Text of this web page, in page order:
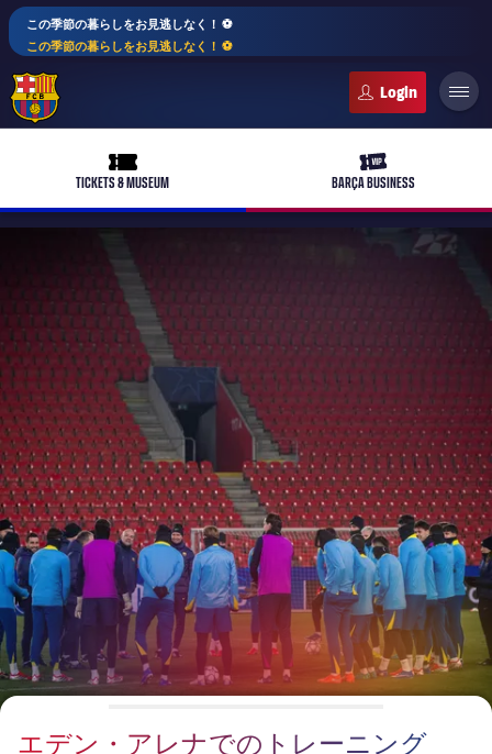
この季節の暮らしをお見逃しなく！ ⚽️
この季節の暮らしをお見逃しなく！ ⚽️
ticket-full
TICKETS & MUSEUM
ticket-vip
BARÇA BUSINESS
plusicon
label.aria.plus
バルサアカデミー
plusicon
label.aria.plus
10年毎
会長
レジェンド
監督
plusicon
label.aria.plus
プレスパス
Facilities
PLUSICON
LABEL.ARIA.PLUS
トップチーム
女子サッカー
plusicon
label.aria.plus
スケジュール
チケット
結果
順位表
バルサAtlètic
plusicon
label.aria.plus
スケジュール
チケット
結果
順位表
PLUSICON
LABEL.ARIA.PLUS
トップチーム
plusicon
label.aria.plus
スケジュール
チケット
結果
PLUSICON
LABEL.ARIA.PLUS
トップチーム
エデン・アレナでのトレーニング